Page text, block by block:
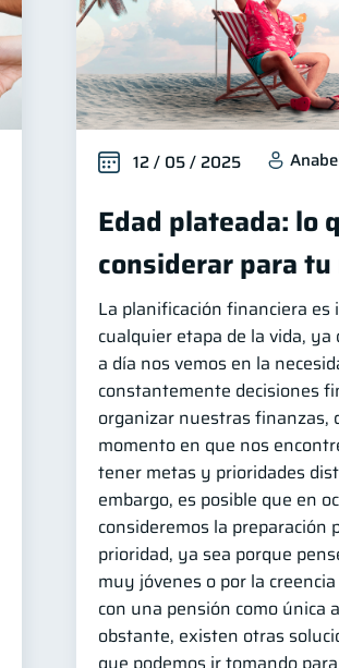
12 / 05 / 2025
Edad plateada: lo
considerar para
La planificación financiera
cualquier etapa de la vida,
a día nos vemos en la
constantemente decisiones
organizar nuestras finanzas,
momento en que nos
tener metas y prioridades
embargo, es posible que en
consideremos la preparación
prioridad, ya sea porque
muy jóvenes o por la
con una pensión como única
obstante, existen otras